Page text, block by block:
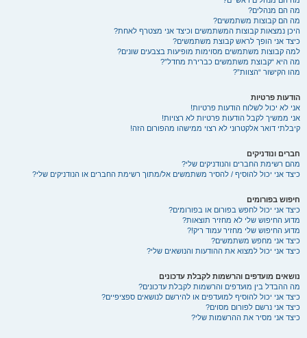
מה הם מנהלים?
מה הם קבוצות משתמשים?
היכן נמצאות קבוצות המשתמשים וכיצד אני מצטרף לאחת?
כיצד אני הופך לראש קבוצת משתמשים?
למה קבוצות משתמשים מסוימות מופיעות בצבעים שונים?
מה היא “קבוצת משתמשים כברירת מחדל”?
מהו הקישור “הצוות”?
הודעות פרטיות
אני לא יכול לשלוח הודעות פרטיות!
אני ממשיך לקבל הודעות פרטיות לא רצויות!
קיבלתי דואר אלקטרוני לא רצוי ממישהו מהפורום הזה!
חברים ונודניקים
מהם רשימת החברים והנודניקים שלי?
כיצד אני יכול להוסיף / להסיר משתמשים אל/מתוך רשימת החברים או הנודניקים שלי?
חיפוש בפורומים
כיצד אני יכול לחפש בפורום או בפורומים?
מדוע החיפוש שלי לא מחזיר תוצאות?
מדוע החיפוש שלי מחזיר עמוד ריק!?
כיצד אני מחפש משתמשים?
כיצד אני יכול למצוא את ההודעות והנושאים שלי?
נושאים מועדפים והרשמות לקבלת עדכונים
מה ההבדל בין מועדפים והרשמות לקבלת עדכונים?
כיצד אני יכול להוסיף למועדפים או להירשם לנושאים ספציפיים?
כיצד אני נרשם לפורום מסוים?
כיצד אני מסיר את ההרשמות שלי?